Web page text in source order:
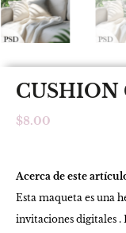
CUSHION
$8.00
Acerca de este
Esta maqueta es una
invitaciones digitales